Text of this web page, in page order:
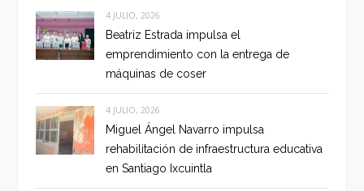
4 JULIO, 2026
Beatriz Estrada impulsa el
emprendimiento con la entrega de
máquinas de coser
4 JULIO, 2026
Miguel Ángel Navarro impulsa
rehabilitación de infraestructura educativa
en Santiago Ixcuintla